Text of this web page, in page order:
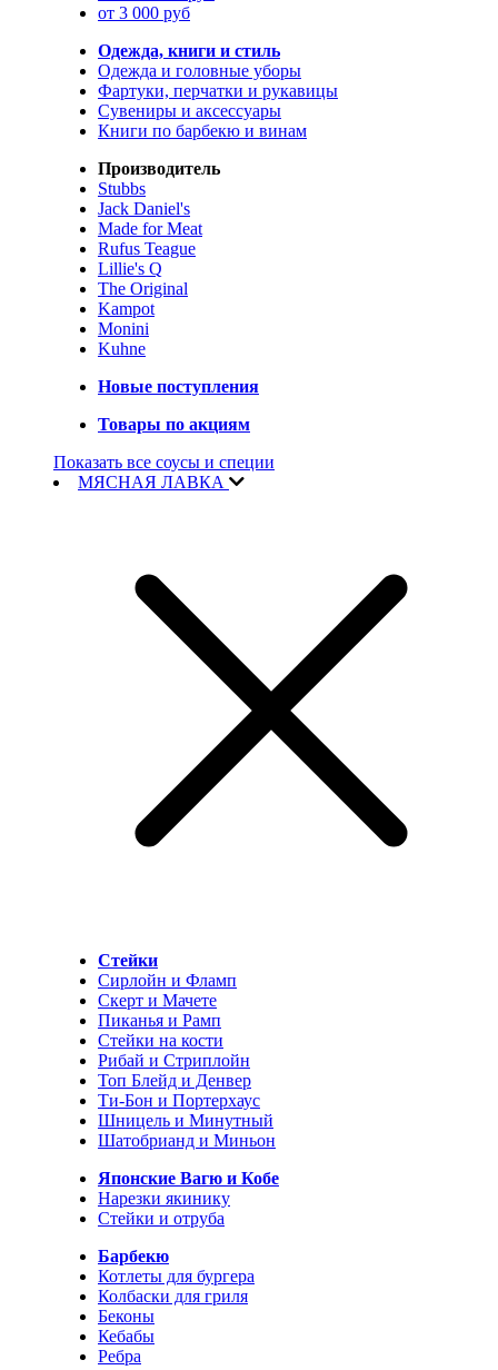
от 3 000 руб
Одежда, книги и стиль
Одежда и головные уборы
Фартуки, перчатки и рукавицы
Сувениры и аксессуары
Книги по барбекю и винам
Производитель
Stubbs
Jack Daniel's
Made for Meat
Rufus Teague
Lillie's Q
The Original
Kampot
Monini
Kuhne
Новые поступления
Товары по акциям
Показать все соусы и специи
МЯСНАЯ ЛАВКА
Стейки
Сирлойн и Фламп
Скерт и Мачете
Пиканья и Рамп
Стейки на кости
Рибай и Стриплойн
Топ Блейд и Денвер
Ти-Бон и Портерхаус
Шницель и Минутный
Шатобрианд и Миньон
Японские Вагю и Кобе
Нарезки якинику
Стейки и отруба
Барбекю
Котлеты для бургера
Колбаски для гриля
Беконы
Кебабы
Ребра